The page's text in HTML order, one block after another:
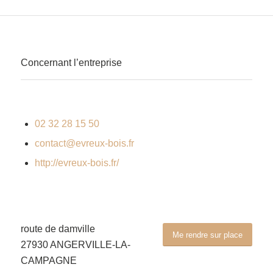
Concernant l’entreprise
02 32 28 15 50
contact@evreux-bois.fr
http://evreux-bois.fr/
Me rendre sur place
route de damville
27930 ANGERVILLE-LA-
CAMPAGNE